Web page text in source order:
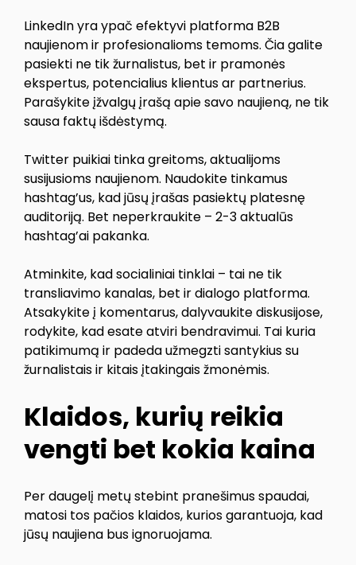
LinkedIn yra ypač efektyvi platforma B2B
naujienom ir profesionalioms temoms. Čia galite
pasiekti ne tik žurnalistus, bet ir pramonės
ekspertus, potencialius klientus ar partnerius.
Parašykite įžvalgų įrašą apie savo naujieną, ne tik
sausa faktų išdėstymą.
Twitter puikiai tinka greitoms, aktualijoms
susijusioms naujienom. Naudokite tinkamus
hashtag’us, kad jūsų įrašas pasiektų platesnę
auditoriją. Bet neperkraukite – 2-3 aktualūs
hashtag’ai pakanka.
Atminkite, kad socialiniai tinklai – tai ne tik
transliavimo kanalas, bet ir dialogo platforma.
Atsakykite į komentarus, dalyvaukite diskusijose,
rodykite, kad esate atviri bendravimui. Tai kuria
patikimumą ir padeda užmegzti santykius su
žurnalistais ir kitais įtakingais žmonėmis.
Klaidos, kurių reikia
vengti bet kokia kaina
Per daugelį metų stebint pranešimus spaudai,
matosi tos pačios klaidos, kurios garantuoja, kad
jūsų naujiena bus ignoruojama.